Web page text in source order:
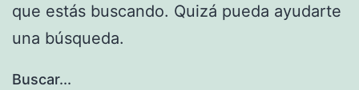
que estás buscando. Quizá pueda ayudarte
una búsqueda.
Buscar...